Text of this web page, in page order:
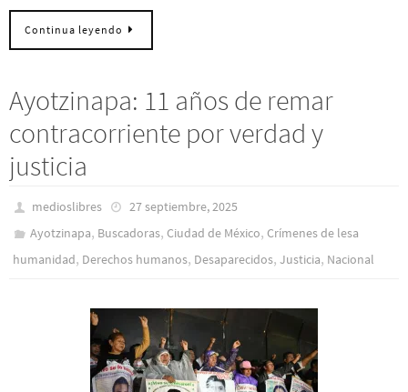
Continua leyendo
Ayotzinapa: 11 años de remar
contracorriente por verdad y
justicia
medioslibres
27 septiembre, 2025
Ayotzinapa, Buscadoras,Ciudad de México,Crímenes de lesa
humanidad, Derechos humanos, Desaparecidos, Justicia, Nacional